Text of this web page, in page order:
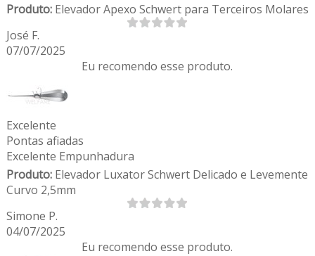
Produto:Elevador Apexo Schwert para Terceiros Molares
José F.
07/07/2025
Eu recomendo esse produto.
Excelente
Pontas afiadas
Excelente Empunhadura
Produto:Elevador Luxator Schwert Delicado e Levemente
Curvo 2,5mm
Simone P.
04/07/2025
Eu recomendo esse produto.